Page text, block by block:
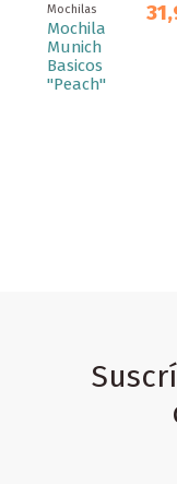
Mochilas
Mochila
Munich
Basicos
"Peach"